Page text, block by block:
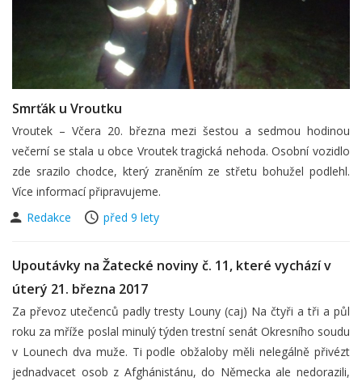
Smrťák u Vroutku
Vroutek – Včera 20. března mezi šestou a sedmou hodinou
večerní se stala u obce Vroutek tragická nehoda. Osobní vozidlo
zde srazilo chodce, který zraněním ze střetu bohužel podlehl.
Více informací připravujeme.
Redakce
před 9 lety
Upoutávky na Žatecké noviny č. 11, které vychází v
úterý 21. března 2017
Za převoz utečenců padly tresty Louny (caj) Na čtyři a tři a půl
roku za mříže poslal minulý týden trestní senát Okresního soudu
v Lounech dva muže. Ti podle obžaloby měli nelegálně přivézt
jednadvacet osob z Afghánistánu, do Německa ale nedorazili,